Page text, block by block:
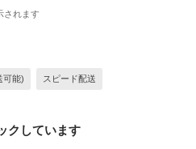
されます
可能) スピード配送
クしています